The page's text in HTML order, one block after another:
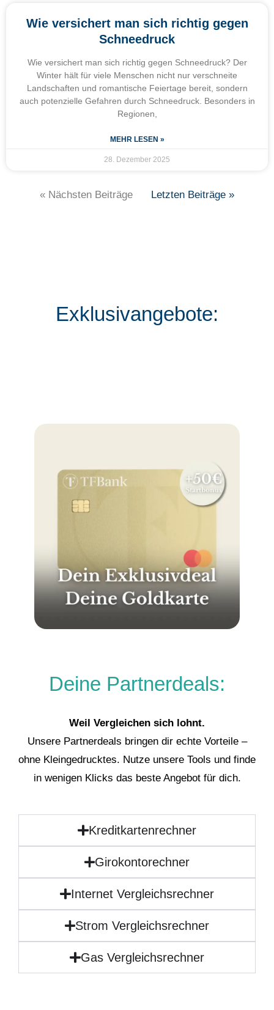
Wie versichert man sich richtig gegen
Schneedruck
Wie versichert man sich richtig gegen Schneedruck? Der
Winter hält für viele Menschen nicht nur verschneite
Landschaften und romantische Feiertage bereit, sondern
auch potenzielle Gefahren durch Schneedruck. Besonders in
Regionen,
MEHR LESEN »
28. Dezember 2025
« Nächsten Beiträge Letzten Beiträge »
Exklusivangebote:
Deine Partnerdeals:
Weil Vergleichen sich lohnt.
Unsere Partnerdeals bringen dir echte Vorteile –
ohne Kleingedrucktes. Nutze unsere Tools und finde
in wenigen Klicks das beste Angebot für dich.
Kreditkartenrechner
Girokontorechner
Internet Vergleichsrechner
Strom Vergleichsrechner
Gas Vergleichsrechner